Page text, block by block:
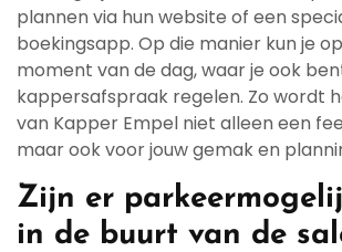
plannen via hun website of een
boekingsapp. Op die manier kun je
moment van de dag, waar je ook
kappersafspraak regelen. Zo wordt
van Kapper Empel niet alleen een
maar ook voor jouw gemak en
Zijn er
in de buurt van de